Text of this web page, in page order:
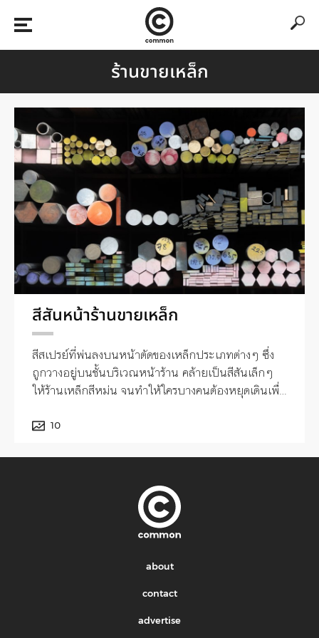
ร้านขายเหล็ก
สีสันหน้าร้านขายเหล็ก
สีสเปรย์ที่พ่นลงบนหน้าตัดของเหล็กประเภทต่างๆ ซึ่ง
ถูกวางอยู่บนชั้นบริเวณหน้าร้าน คล้ายเป็นสีสันเล็กๆ
ให้ร้านเหล็กสีหม่น จนทำให้ใครบางคนต้องหยุดเดินเพื่อ
10
about
contact
advertise